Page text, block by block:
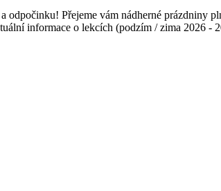
Přejeme vám nádherné prázdniny
informace o lekcích (podzím / zima 2026 -